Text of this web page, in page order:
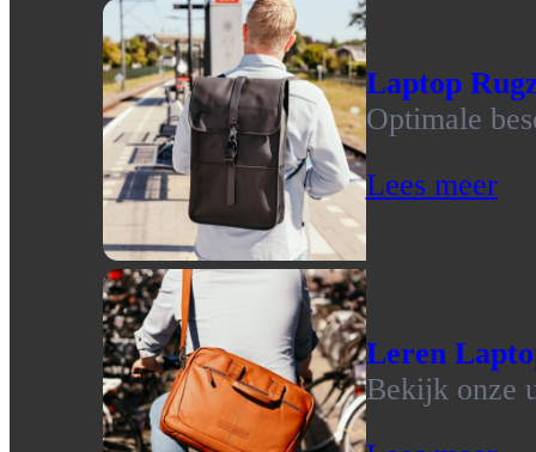
Laptop
Optimale
Lees meer
Leren
Bekijk onze